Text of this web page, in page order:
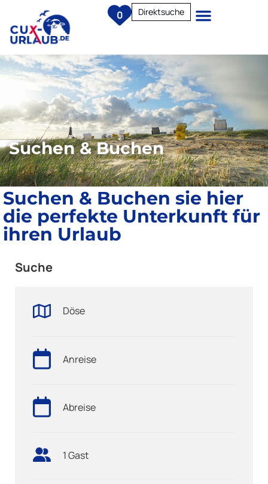
0 Direktsuche
Suchen & Buchen
Suchen & Buchen sie hier
die perfekte Unterkunft für
ihren Urlaub
Suche
Döse
Anreise
Abreise
1 Gast